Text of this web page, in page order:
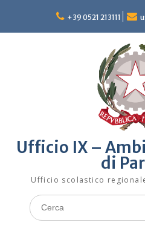
content
+39 0521 213111
Ufficio IX –
di
Ufficio scolastico
Search
for: